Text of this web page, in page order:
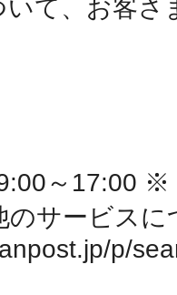
いて、お客さ
～17:00 ※
のサービスに
p/
生駒